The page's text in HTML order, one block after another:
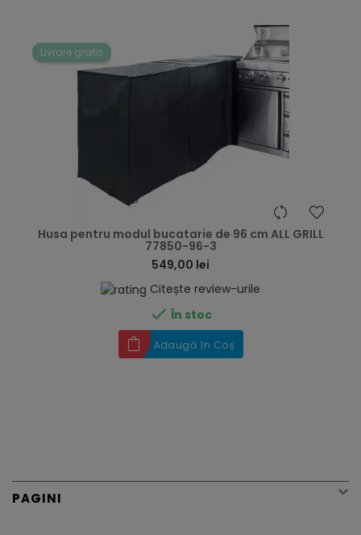
Livrare gratis
Husa pentru modul bucatarie de 96 cm ALL GRILL
77850-96-3
549,00 lei
Citește review-urile
 În stoc
Adaugă în Coș
PAGINI 